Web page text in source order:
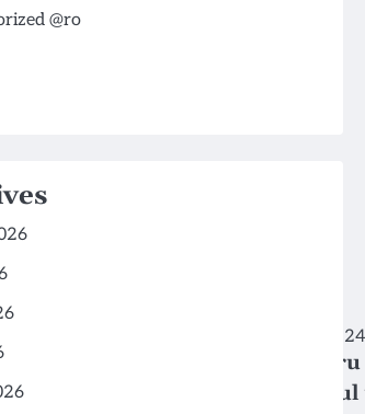
OMS: sfaturi esențiale pentru
prevenirea înecului în
@ro